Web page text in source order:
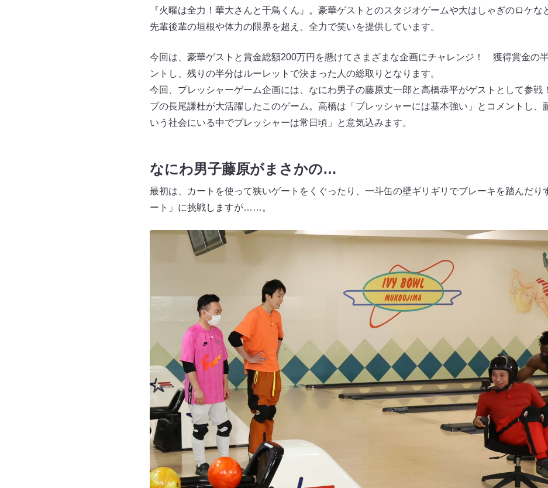
『火曜は全力！華大さんと千鳥くん』。豪華ゲストとのスタジオゲームや大はしゃぎのロケな
先輩後輩の垣根や体力の限界を超え、全力で笑いを提供しています。
今回は、豪華ゲストと賞金総額200万円を懸けてさまざまな企画にチャレンジ！ 獲得賞金の
ントし、残りの半分はルーレットで決まった人の総取りとなります。
今回、プレッシャーゲーム企画には、なにわ男子の藤原丈一郎と高橋恭平がゲストとして参
プの長尾謙杜が大活躍したこのゲーム。高橋は「プレッシャーには基本強い」とコメントし、
いう社会にいる中でプレッシャーは常日頃」と意気込みます。
なにわ男子藤原がまさかの…
最初は、カートを使って狭いゲートをくぐったり、一斗缶の壁ギリギリでブレーキを踏んだり
ート」に挑戦しますが……。